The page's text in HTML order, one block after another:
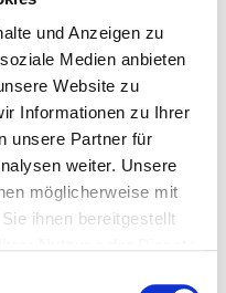
und Anzeigen zu
Medien anbieten
Website zu
Informationen zu Ihrer
unsere Partner für
weiter. Unsere
möglicherweise mit
ihnen bereitgestellt
wir glauben,
bereits
uns
zu